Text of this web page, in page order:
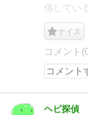
係してい
ナイス
コメント
ヘビ探偵